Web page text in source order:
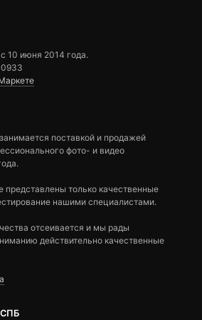
10 июня 2014 года.
поставкой и продажей
фото- и видео
представлены только качественные
нашими специалистами.
отсеивается и мы рады
действительно качественные